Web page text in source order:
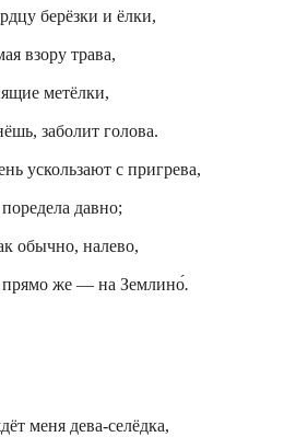
берёзки и ёлки,
взору трава,
метёлки,
заболит голова.
ускользают с пригрева,
давно;
обычно, налево,
же — на Землино́.
меня дева-селёдка,